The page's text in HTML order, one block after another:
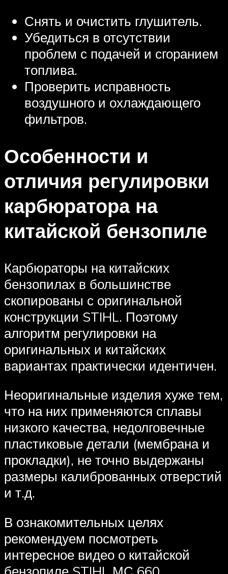
Снять и очистить глушитель.
Убедиться в отсутствии
проблем с подачей и сгоранием
топлива.
Проверить исправность
воздушного и охлаждающего
фильтров.
Особенности и
отличия регулировки
карбюратора на
китайской бензопиле
Карбюраторы на китайских
бензопилах в большинстве
скопированы с оригинальной
конструкции STIHL. Поэтому
алгоритм регулировки на
оригинальных и китайских
вариантах практически идентичен.
Неоригинальные изделия хуже тем,
что на них применяются сплавы
низкого качества, недолговечные
пластиковые детали (мембрана и
прокладки), не точно выдержаны
размеры калиброванных отверстий
и т.д.
В ознакомительных целях
рекомендуем посмотреть
интересное видео о китайской